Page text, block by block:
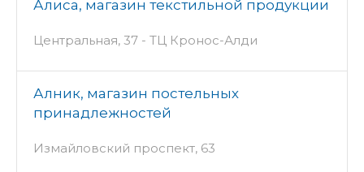
Алиса, магазин текстильной продукции
Центральная, 37 - ТЦ Кронос-Алди
Алник, магазин постельных
принадлежностей
Измайловский проспект, 63